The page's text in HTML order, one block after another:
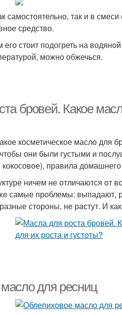
самостоятельно, так и в
средство.
стоит подогреть на
можно обжечься.
бровей. Какое
косметическое масло для
они были густыми и
правила
ничем не отличаются от
самые проблемы: выпадают,
стороны, не растут. И
для ресниц